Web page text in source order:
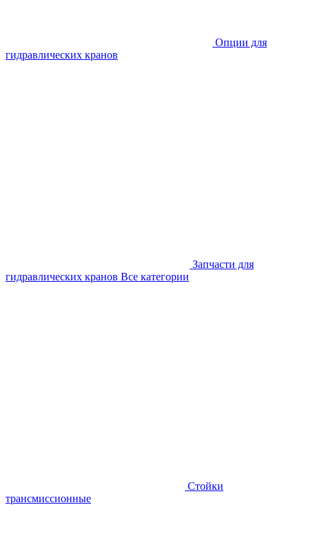
Опции для
гидравлических кранов
Запчасти для
гидравлических кранов Все категории
Стойки
трансмиссионные